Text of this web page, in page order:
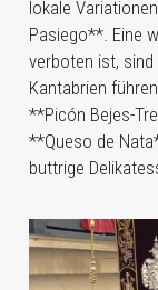
lokale
Pasiego**. Eine
verboten ist,
Kantabrien
**Picón Bejes-
**Queso de
buttrige